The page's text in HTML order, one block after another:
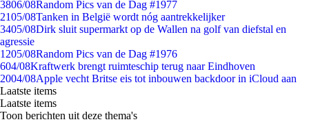
3806/08Random Pics van de Dag #1977
2105/08Tanken in België wordt nóg aantrekkelijker
3405/08Dirk sluit supermarkt op de Wallen na golf van diefstal en
agressie
1205/08Random Pics van de Dag #1976
604/08Kraftwerk brengt ruimteschip terug naar Eindhoven
2004/08Apple vecht Britse eis tot inbouwen backdoor in iCloud aan
Laatste items
Laatste items
Toon berichten uit deze thema's